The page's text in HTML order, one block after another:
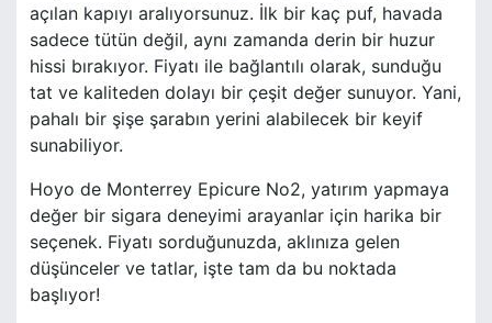
açılan kapıyı aralıyorsunuz. İlk bir kaç puf, havada
sadece tütün değil, aynı zamanda derin bir huzur
hissi bırakıyor. Fiyatı ile bağlantılı olarak, sunduğu
tat ve kaliteden dolayı bir çeşit değer sunuyor. Yani,
pahalı bir şişe şarabın yerini alabilecek bir keyif
sunabiliyor.
Hoyo de Monterrey Epicure No2, yatırım yapmaya
değer bir sigara deneyimi arayanlar için harika bir
seçenek. Fiyatı sorduğunuzda, aklınıza gelen
düşünceler ve tatlar, işte tam da bu noktada
başlıyor!